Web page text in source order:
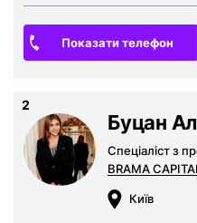
Показати телефон
2
Буцан
Спеціаліст з
BRAMA
Київ